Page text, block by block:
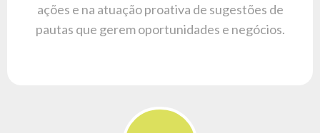
ações e na atuação proativa de sugestões de
pautas que gerem oportunidades e negócios.